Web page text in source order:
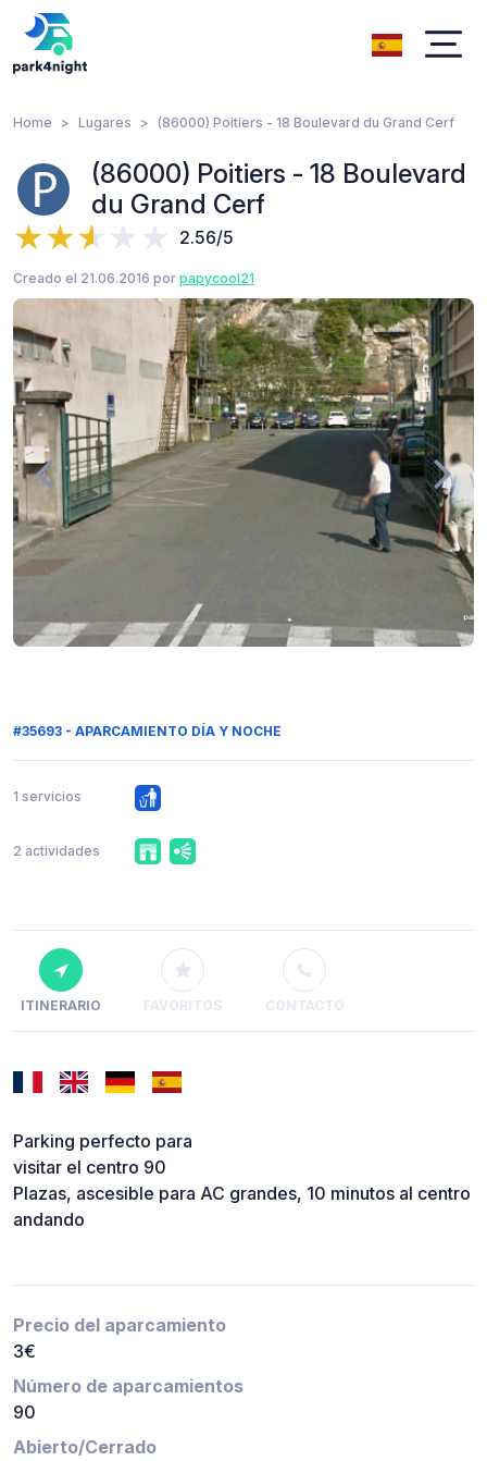
Home Lugares (86000) Poitiers - 18 Boulevard du Grand Cerf
(86000) Poitiers - 18 Boulevard
du Grand Cerf
2.56/5
Creado el 21.06.2016 por papycool21
#35693 - APARCAMIENTO DÍA Y NOCHE
1 servicios
2 actividades
ITINERARIO FAVORITOS CONTACTO
Parking perfecto para
visitar el centro 90
Plazas, ascesible para AC grandes, 10 minutos al centro
andando
Precio del aparcamiento
3€
Número de aparcamientos
90
Abierto/Cerrado